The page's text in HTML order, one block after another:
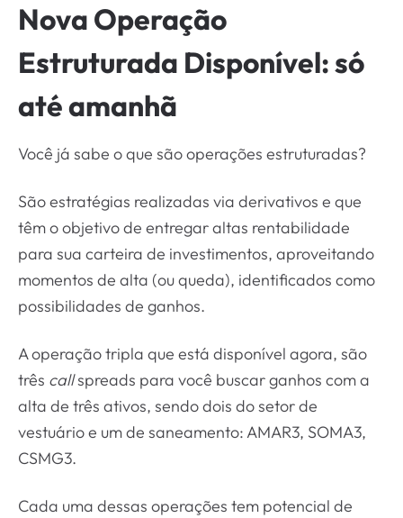
Nova Operação
Estruturada Disponível: só
até amanhã
Você já sabe o que são operações estruturadas?
São estratégias realizadas via derivativos e que
têm o objetivo de entregar altas rentabilidade
para sua carteira de investimentos, aproveitando
momentos de alta (ou queda), identificados como
possibilidades de ganhos.
A operação tripla que está disponível agora, são
três callspreads para você buscar ganhos com a
alta de três ativos, sendo dois do setor de
vestuário e um de saneamento: AMAR3, SOMA3,
CSMG3.
Cada uma dessas operações tem potencial de